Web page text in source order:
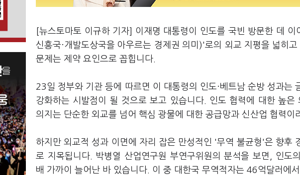
[뉴스토마토 이규하 기자] 이재명 대통령이 인도를 국빈 방문한 데
신흥국·개발도상국을 아우르는 경제권 의미)'로의 외교 지평을 넓히
문제는 제약 요인으로 꼽힙니다.
23일 정부와 기관 등에 따르면 이 대통령의 인도·베트남 순방 성과는
강화하는 시발점이 될 것으로 보고 있습니다. 인도 협력에 대한 높
의지는 단순한 외교를 넘어 핵심 광물에 대한 공급망과 신산업 협력이
하지만 외교적 성과 이면에 자리 잡은 만성적인 '무역 불균형'은 향후
로 지목됩니다. 박병열 산업연구원 부연구위원의 분석을 보면, 인
배 가까이 늘어난 바 있습니다. 이 중 대한국 무역적자는 46억달러에